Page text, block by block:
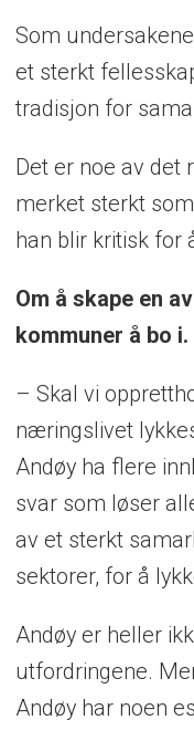
over 20
årene. Vi ser
ansatte i løpet
Som en sentral
er selvsagt
lagt merke til
– Vi er helt
regulere og
næringslivets
og kompetanse
Til nå har det
Selvsagt også
– Det kan gi
På ett av det
anlegg.
Rasmussen
– Nå er vi
neste
med flere
– I dag
for å jobbe i
opptatt av å
menneskene,
Andøy, sier
Andfjord
veldig avhengig
Rasmussen
Nå venter han
samarbeid
Som
et sterkt
tradisjon for
Det er noe av det
merket sterkt
han blir kritisk for
Om å skape en
kommuner å bo i.
– Skal vi
næringslivet
Andøy ha flere
svar som løser
av et sterkt
sektorer, for å
Andøy er heller
utfordringene.
Andøy har noen